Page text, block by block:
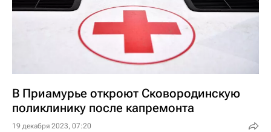
В Приамурье откроют Сковородинскую
поликлинику после капремонта
19 декабря 2023, 07:20